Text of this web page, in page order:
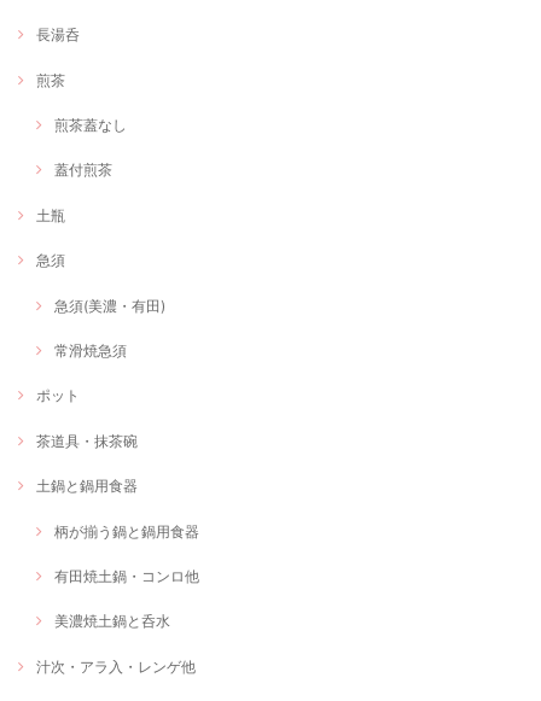
長湯呑
煎茶
煎茶蓋なし
蓋付煎茶
土瓶
急須
急須(美濃・有田)
常滑焼急須
ポット
茶道具・抹茶碗
土鍋と鍋用食器
柄が揃う鍋と鍋用食器
有田焼土鍋・コンロ他
美濃焼土鍋と呑水
汁次・アラ入・レンゲ他